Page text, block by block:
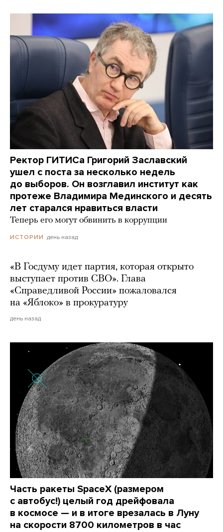
Ректор ГИТИСа Григорий Заславский
ушел с поста за несколько недель
до выборов. Он возглавил институт как
протеже Владимира Мединского и десять
лет старался нравиться власти
Теперь его могут обвинить в коррупции
ИСТОРИИ день назад
«В Госдуму идет партия, которая открыто
выступает против СВО». Глава
«Справедливой России» пожаловался
на «Яблоко» в прокуратуру
день назад
Часть ракеты SpaceX (размером
с автобус!) целый год дрейфовала
в космосе — и в итоге врезалась в Луну
на скорости 8700 километров в час